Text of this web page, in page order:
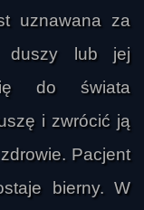
uznawana za
duszy lub jej
do świata
i zwrócić ją
Pacjent
bierny. W